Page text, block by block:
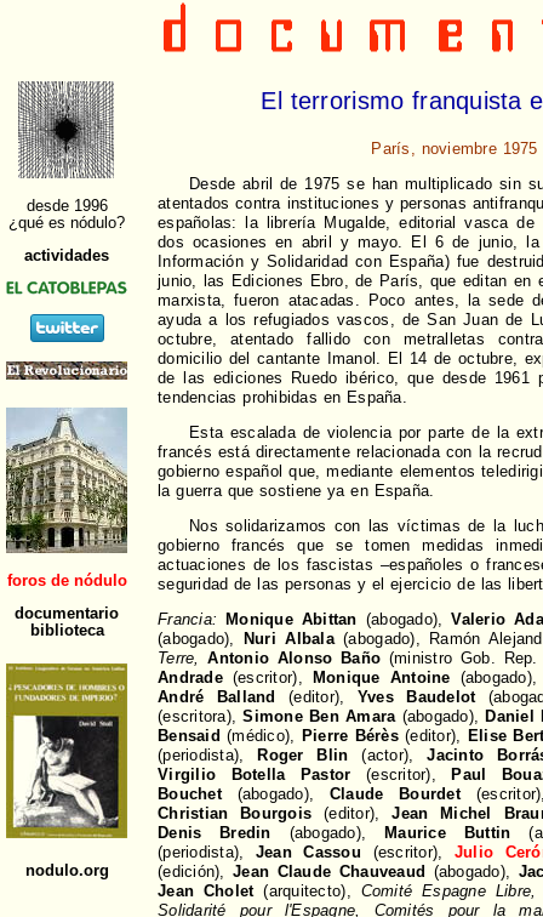
El terrorismo franquista
París, noviembre 1975
Desde abril de 1975 se han multiplicado sin
atentados contra instituciones y personas
españolas: la librería Mugalde, editorial vasca de
dos ocasiones en abril y mayo. El 6 de junio,
Información y Solidaridad con España) fue
junio, las Ediciones Ebro, de París, que editan en
marxista, fueron atacadas. Poco antes, la sede
ayuda a los refugiados vascos, de San Juan de
octubre, atentado fallido con metralletas
domicilio del cantante Imanol. El 14 de octubre,
de las ediciones Ruedo ibérico, que desde 1961
tendencias prohibidas en España.
Esta escalada de violencia por parte de la
francés está directamente relacionada con la
gobierno español que, mediante elementos
la guerra que sostiene ya en España.
Nos solidarizamos con las víctimas de la
gobierno francés que se tomen medidas
actuaciones de los fascistas –españoles o
seguridad de las personas y el ejercicio de las
Francia:
Monique Abittan (abogado),Valerio
(abogado),
Nuri Albala(abogado), Ramón
Terre, Antonio Alonso Baño (ministro Gob.
Andrade(escritor), Monique Antoine
André Balland
(editor), Yves Baudelot
(escritora),Simone Ben Amara(abogado), Daniel
Bensaid (médico), Pierre Bérès(editor), Elise
(periodista),
Roger Blin (actor),Jacinto
Virgilio Botella Pastor (escritor),
Paul
Bouchet(abogado), Claude Bourdet
Christian Bourgois (editor),Jean Michel
Denis Bredin (abogado), Maurice Buttin
(periodista), Jean Cassou (escritor), Julio
(edición),Jean Claude Chauveaud (abogado),
Jean Cholet(arquitecto), Comité Espagne
Solidarité pour l'Espagne, Comités pour la